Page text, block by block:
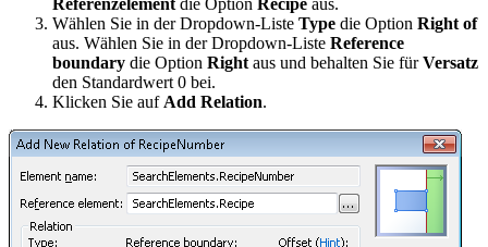
Referenzelement die Option Recipe aus.
Wählen Sie in der Dropdown-Liste Type die Option Right of
aus. Wählen Sie in der Dropdown-Liste Reference
boundary die Option Right aus und behalten Sie fürVersatz
den Standardwert 0 bei.
Klicken Sie auf Add Relation.